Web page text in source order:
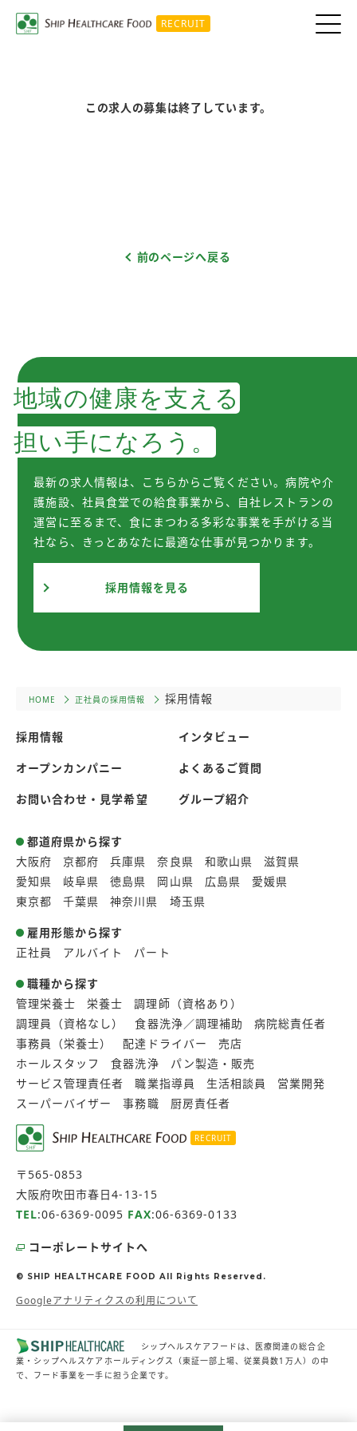
RECRUIT
この求人の募集は終了しています。
前のページへ戻る
地域の健康を支える
担い手になろう。
最新の求人情報は、こちらからご覧ください。病院や介
護施設、社員食堂での給食事業から、自社レストランの
運営に至るまで、食にまつわる多彩な事業を手がける当
社なら、きっとあなたに最適な仕事が見つかります。
採用情報を見る
HOME 正社員の採用情報 採用情報
RECRUIT
〒565-0853
大阪府吹田市春日4-13-15
TEL:06-6369-0095 FAX:06-6369-0133
コーポレートサイトへ
© SHIP HEALTHCARE FOOD All Rights Reserved.
Googleアナリティクスの利用について
採用情報 インタビュー
オープンカンパニー よくあるご質問
お問い合わせ・見学希望 グループ紹介
都道府県から探す
大阪府
京都府 兵庫県 奈良県 和歌山県
滋賀県
愛知県
岐阜県 徳島県 岡山県 広島県
愛媛県
東京都
千葉県 神奈川県 埼玉県
雇用形態から探す
正社員
アルバイト パート
職種から探す
管理栄養士
栄養士
調理師（資格あり）
調理員（資格なし）
食器洗浄／調理補助
病院総責任者
事務員（栄養士）
配達ドライバー
売店
ホールスタッフ
食器洗浄
パン製造・販売
サービス管理責任者
職業指導員 生活相談員
営業開発
スーパーバイザー
事務職 厨房責任者
シップヘルスケアフードは、医療関連の総合企
業・シップヘルスケアホールディングス（東証一部上場、従業員数1万人）の中
で、フード事業を一手に担う企業です。